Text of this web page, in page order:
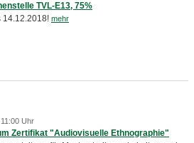
TVL-E13, 75%
14.12.2018! mehr
Uhr
Zertifikat "Audiovisuelle Ethnographie"